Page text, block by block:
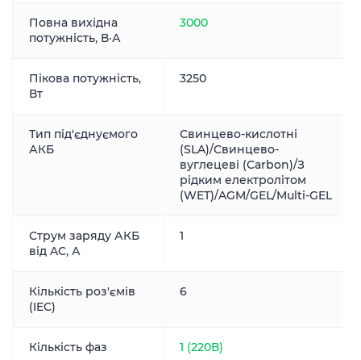
Повна вихідна
потужність, В·А
3000
Пікова потужність,
Вт
3250
Тип під'єднуємого
АКБ
Свинцево-кислотні
(SLA)/Свинцево-
вуглецеві (Carbon)/З
рідким електролітом
(WET)/AGM/GEL/Multi-GEL
Струм заряду АКБ
від AC, А
1
Кількість роз'ємів
(IEC)
6
Кількість фаз 1 (220В)